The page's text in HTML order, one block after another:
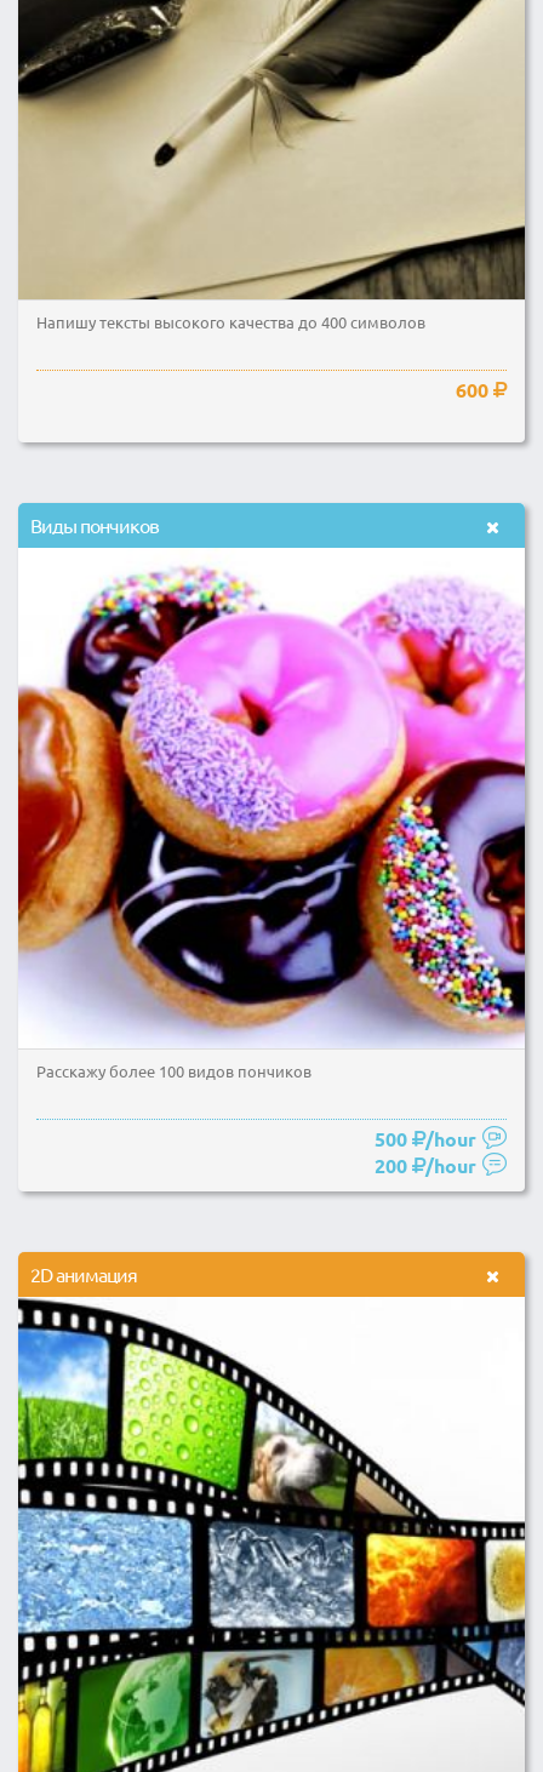
Напишу тексты высокого качества до 400 символов
600
Виды пончиков
Расскажу более 100 видов пончиков
500
/hour
200
/hour
2D анимация